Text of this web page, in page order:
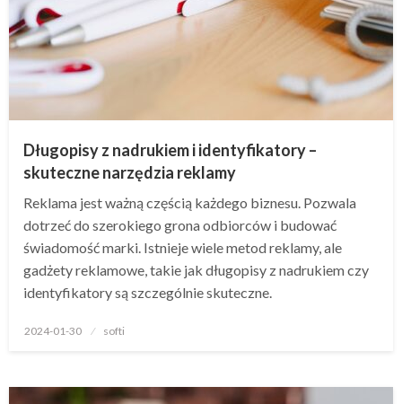
Długopisy z nadrukiem i identyfikatory –
skuteczne narzędzia reklamy
Reklama jest ważną częścią każdego biznesu. Pozwala
dotrzeć do szerokiego grona odbiorców i budować
świadomość marki. Istnieje wiele metod reklamy, ale
gadżety reklamowe, takie jak długopisy z nadrukiem czy
identyfikatory są szczególnie skuteczne.
Opublikowane
2024-01-30 softi